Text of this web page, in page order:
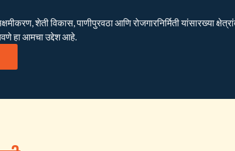
शेती विकास, पाणीपुरवठा आणि रोजगारनिर्मिती यांसारख्या
हा आमचा उद्देश आहे.